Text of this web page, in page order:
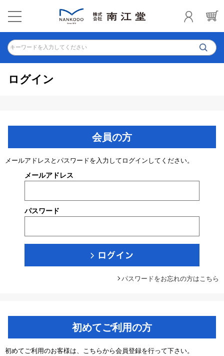
キーワードを入力してください
ログイン
会員の方
メールアドレスとパスワードを入力してログインしてください。
メールアドレス
パスワード
パスワードをお忘れの方はこちら
初めてご利用の方
初めてご利用のお客様は、こちらから会員登録を行って下さい。